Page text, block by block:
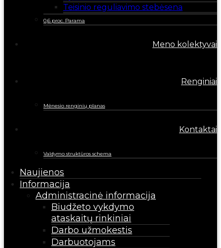
Teisinio reguliavimo stebėsena
0,6 proc. Parama
Meno kolektyvai
Renginiai
Mėnesio renginių planas
Kontaktai
Valdymo struktūros schema
Naujienos
Informacija
Administracinė informacija
Biudžeto vykdymo
ataskaitų rinkiniai
Darbo užmokestis
Darbuotojams